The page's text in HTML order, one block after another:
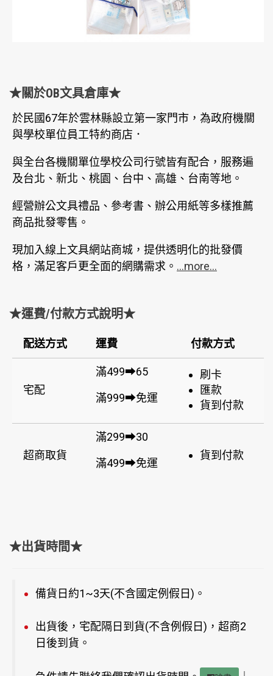
★關於OB文具倉庫★
於民國67年於雲林縣設立第一家門市，為政府機關
與學校單位員工特約商店．
與全台各機關單位學校公司行號皆有配合，服務遍
及台北、新北、桃園、台中、高雄、台南等地。
經營辦公文具禮品、參考書、辦公用紙等多樣推薦
商品批發零售。
現加入線上文具網站商城，提供透明化的批發價
格，滿足客戶更全面的網購需求。 ...more...
★運費/付款方式說明★
配送方式 運費 付款方式
宅配
滿499➡65
滿999➡免運
刷卡
匯款
貨到付款
超商取貨
滿299➡30
滿499➡免運
貨到付款
★出貨時間★
備貨日約1~3天(不含國定例假日)。
出貨後，宅配隔日到貨(不含例假日)，超商2
日後到貨。